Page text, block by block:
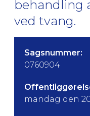
behandling
ved tvang.
Sagsnummer:
0760904
mandag den